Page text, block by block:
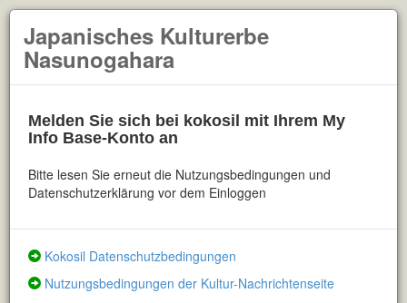
Japanisches Kulturerbe
Nasunogahara
Melden Sie sich bei kokosil mit Ihrem My
Info Base-Konto an
Bitte lesen Sie erneut die Nutzungsbedingungen und
Datenschutzerklärung vor dem Einloggen
Kokosil Datenschutzbedingungen
Nutzungsbedingungen der Kultur-Nachrichtenseite